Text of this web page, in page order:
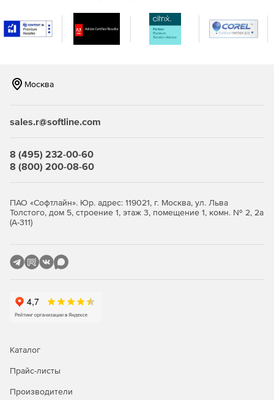
Москва
sales.r@softline.com
8 (495) 232-00-60
8 (800) 200-08-60
ПАО «Софтлайн». Юр. адрес: 119021, г. Москва, ул. Льва
Толстого, дом 5, строение 1, этаж 3, помещение 1, комн. № 2, 2а
(А-311)
Каталог
Прайс-листы
Производители